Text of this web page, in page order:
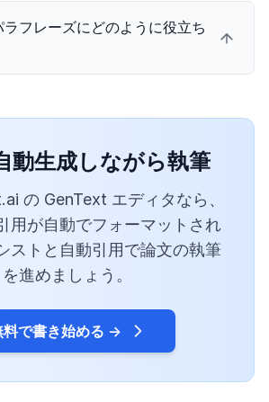
フレーズにどのように役立ち
動生成しながら執筆
の GenText エディタなら、
用が自動でフォーマットされ
ストと自動引用で論文の執筆
を進めましょう。
料で書き始める →